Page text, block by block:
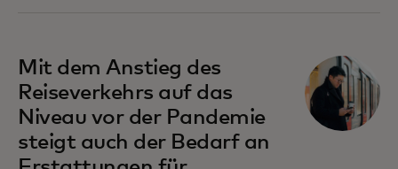
Mit dem Anstieg des
Reiseverkehrs auf das
Niveau vor der Pandemie
steigt auch der Bedarf an